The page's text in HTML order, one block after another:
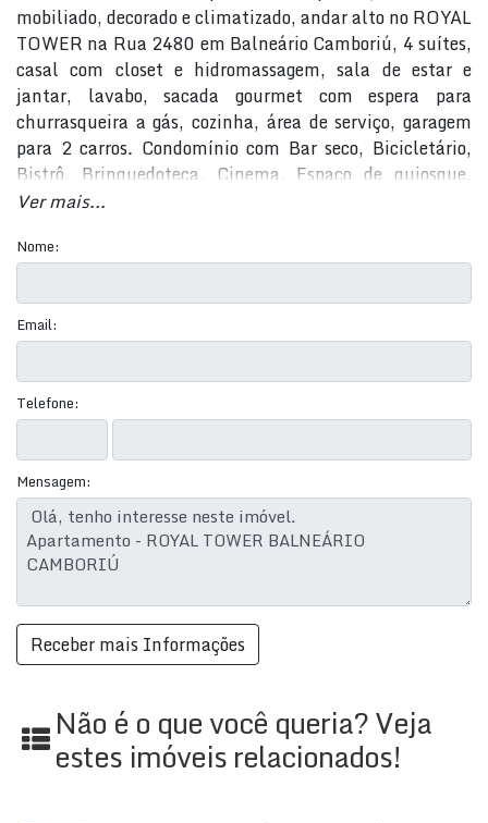
mobiliado, decorado e climatizado, andar alto no ROYAL
TOWER na Rua 2480 em Balneário Camboriú, 4 suítes,
casal com closet e hidromassagem, sala de estar e
jantar, lavabo, sacada gourmet com espera para
churrasqueira a gás, cozinha, área de serviço, garagem
para 2 carros. Condomínio com Bar seco, Bicicletário,
Bistrô, Brinquedoteca, Cinema, Espaço de quiosque,
Estar/Convivência, Playground, Quadra poliesportiva,
D'água, Piscina adulto e infantil, Sauna, Área total:
99711-3000 - WhatsApp
Ver mais...
Nome:
Email:
Telefone:
Mensagem:
Não é o que você queria? Veja
estes imóveis relacionados!